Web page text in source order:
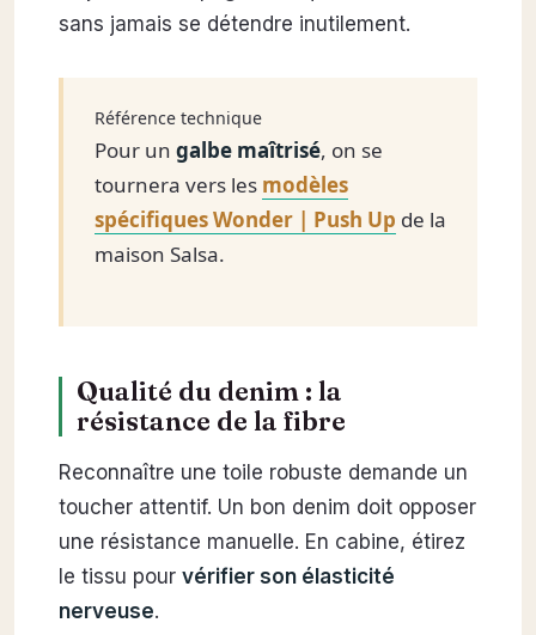
sans jamais se détendre inutilement.
Référence technique
Pour un galbe maîtrisé, on se
tournera vers les modèles
spécifiques Wonder | Push Up de la
maison Salsa.
Qualité du denim : la
résistance de la fibre
Reconnaître une toile robuste demande un
toucher attentif. Un bon denim doit opposer
une résistance manuelle. En cabine, étirez
le tissu pour vérifier son élasticité
nerveuse.